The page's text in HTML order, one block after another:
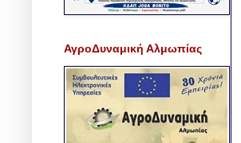
ΑγροΔυναμική Αλμωπίας